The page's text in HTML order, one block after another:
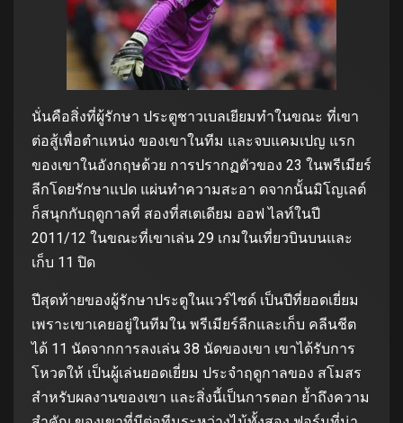
นั่นคือสิ่งที่ผู้รักษา ประตูชาวเบลเยียมทำในขณะ ที่เขา
ต่อสู้เพื่อตำแหน่ง ของเขาในทีม และจบแคมเปญ แรก
ของเขาในอังกฤษด้วย การปรากฏตัวของ 23 ในพรีเมียร์
ลีกโดยรักษาแปด แผ่นทำความสะอา ดจากนั้นมิโญเลต์
ก็สนุกกับฤดูกาลที่ สองที่สเตเดียม ออฟ ไลท์ในปี
2011/12 ในขณะที่เขาเล่น 29 เกมในเที่ยวบินบนและ
เก็บ 11 ปิด
ปีสุดท้ายของผู้รักษาประตูในแวร์ไซด์ เป็นปีที่ยอดเยี่ยม
เพราะเขาเคยอยู่ในทีมใน พรีเมียร์ลีกและเก็บ คลีนชีต
ได้ 11 นัดจากการลงเล่น 38 นัดของเขา เขาได้รับการ
โหวตให้ เป็นผู้เล่นยอดเยี่ยม ประจำฤดูกาลของ สโมสร
สำหรับผลงานของเขา และสิ่งนี้เป็นการตอก ย้ำถึงความ